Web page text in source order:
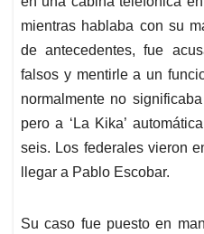
mientras hablaba con su
de antecedentes, fue
falsos y mentirle a un
normalmente no
pero a ‘La Kika’
seis. Los federales vieron
llegar a Pablo Escobar.
Su caso fue puesto en